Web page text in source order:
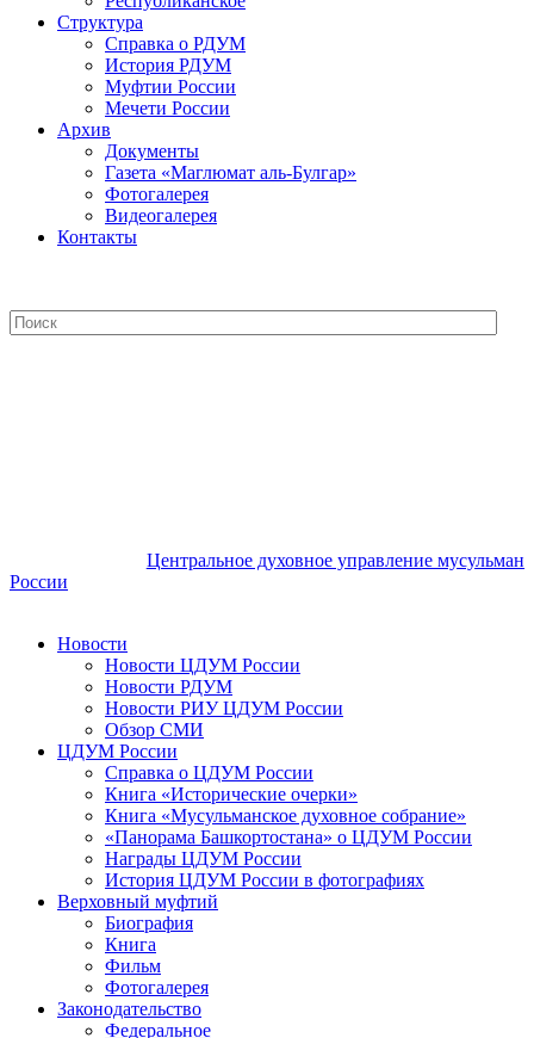
Структура
Справка о РДУМ
История РДУМ
Муфтии России
Мечети России
Архив
Документы
Газета «Маглюмат аль-Булгар»
Фотогалерея
Видеогалерея
Контакты
Центральное духовное управление мусульман
России
Новости
Новости ЦДУМ России
Новости РДУМ
Новости РИУ ЦДУМ России
Обзор СМИ
ЦДУМ России
Справка о ЦДУМ России
Книга «Исторические очерки»
Книга «Мусульманское духовное собрание»
«Панорама Башкортостана» о ЦДУМ России
Награды ЦДУМ России
История ЦДУМ России в фотографиях
Верховный муфтий
Биография
Книга
Фильм
Фотогалерея
Законодательство
Федеральное